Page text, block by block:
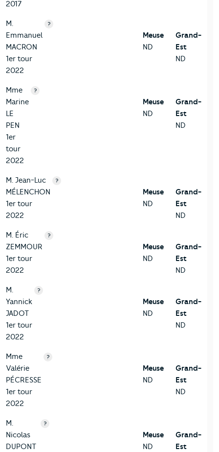
2017
M.
Emmanuel
MACRON
1er tour
2022
?
Meuse
ND
Grand-
Est
ND
Mme
Marine
LE
PEN
1er
tour
2022
?
Meuse
ND
Grand-
Est
ND
M. Jean-Luc
MÉLENCHON
1er tour
2022
?
Meuse
ND
Grand-
Est
ND
M. Éric
ZEMMOUR
1er tour
2022
?
Meuse
ND
Grand-
Est
ND
M.
Yannick
JADOT
1er tour
2022
?
Meuse
ND
Grand-
Est
ND
Mme
Valérie
PÉCRESSE
1er tour
2022
?
Meuse
ND
Grand-
Est
ND
M.
Nicolas
DUPONT
?
Meuse
ND
Grand-
Est